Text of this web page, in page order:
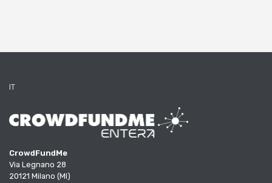
IT
CrowdFundMe
Via Legnano 28
20121 Milano (MI)